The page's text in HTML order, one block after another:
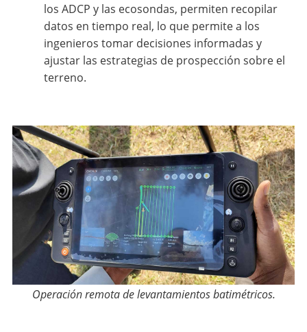
los ADCP y las ecosondas, permiten recopilar
datos en tiempo real, lo que permite a los
ingenieros tomar decisiones informadas y
ajustar las estrategias de prospección sobre el
terreno.
Operación remota de levantamientos batimétricos.